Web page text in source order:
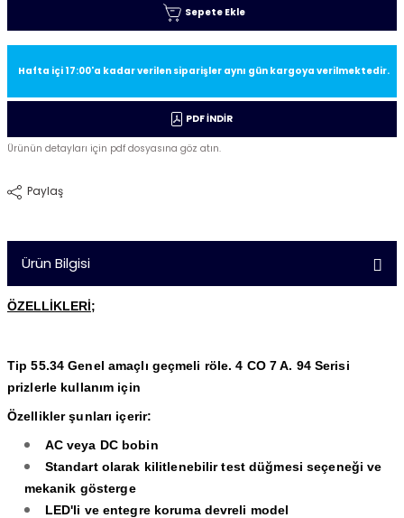
Sepete Ekle
Hafta içi 17:00'a kadar verilen siparişler aynı gün kargoya verilmektedir.
PDF İNDİR
Ürünün detayları için pdf dosyasına göz atın.
Paylaş
Ürün Bilgisi
ÖZELLİKLERİ;
Tip 55.34 Genel amaçlı geçmeli röle.4 CO 7 A. 94 Serisi
prizlerle kullanım için
Özellikler şunları içerir:
AC veya DC bobin
Standart olarak kilitlenebilir test düğmesi seçeneği ve
mekanik gösterge
LED'li ve entegre koruma devreli model